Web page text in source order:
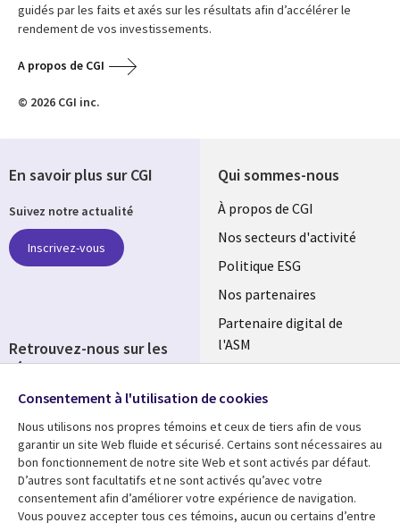
guidés par les faits et axés sur les résultats afin d’accélérer le
rendement de vos investissements.
A propos de CGI
© 2026 CGI inc.
Qui sommes-nous
Useful
links
FRANCE
À propos de CGI
Nos secteurs d'activité
Politique ESG
Nos partenaires
Partenaire digital de
l'ASM
Fusions
Ressources
Library
Articles
Support
Legal
Accessibilité
En savoir plus sur CGI
Suivez notre actualité
Inscrivez-vous
Retrouvez-nous sur les
réseaux
Social
Media
FRANCE
Consentement à l'utilisation de cookies
Nous utilisons nos propres témoins et ceux de tiers afin de vous
garantir un site Web fluide et sécurisé. Certains sont nécessaires au
bon fonctionnement de notre site Web et sont activés par défaut.
D’autres sont facultatifs et ne sont activés qu’avec votre
consentement afin d’améliorer votre expérience de navigation.
Vous pouvez accepter tous ces témoins, aucun ou certains d’entre